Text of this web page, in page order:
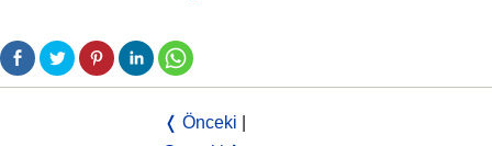
❬ Önceki